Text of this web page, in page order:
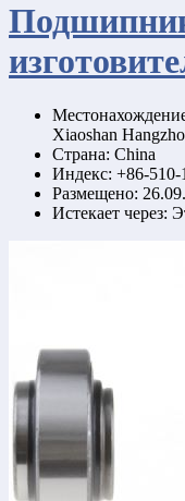
Xiaoshan
Страна: China
Индекс: +86-510-
Размещено:
Истекает через: